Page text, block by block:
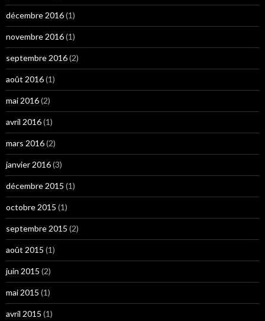
décembre 2016(1)
novembre 2016(1)
septembre 2016(2)
août 2016(1)
mai 2016(2)
avril 2016(1)
mars 2016(2)
janvier 2016(3)
décembre 2015 (1)
octobre 2015 (1)
septembre 2015 (2)
août 2015 (1)
juin 2015 (2)
mai 2015 (1)
avril 2015 (1)